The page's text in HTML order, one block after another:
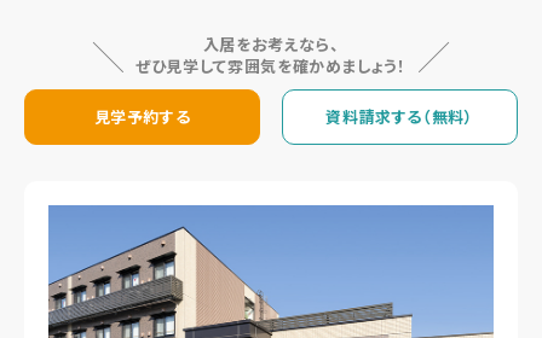
入居をお考えなら、
ぜひ見学して雰囲気を確かめましょう！
見学予約する 資料請求する（無料）